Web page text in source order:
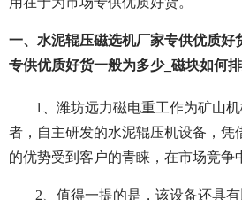
一、水泥辊压磁选机厂家专供优质好
专供优质好货一般为多少_磁块如何
1、潍坊远力磁电重工作为矿山
者，自主研发的水泥辊压机设备，凭
的优势受到客户的青睐，在市场竞争
2、值得一提的是，该设备还具